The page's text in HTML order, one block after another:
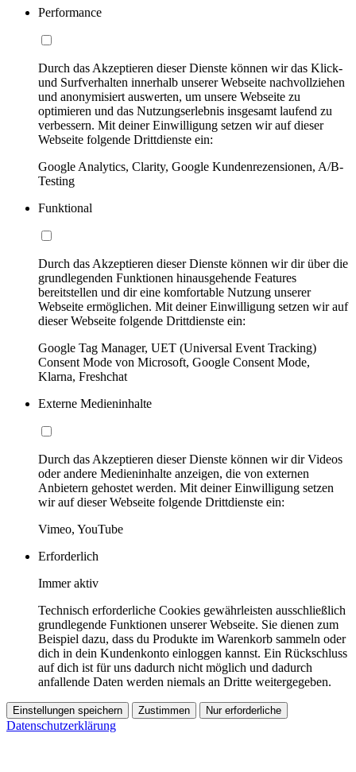
Performance
Durch das Akzeptieren dieser Dienste können wir das Klick-
und Surfverhalten innerhalb unserer Webseite nachvollziehen
und anonymisiert auswerten, um unsere Webseite zu
optimieren und das Nutzungserlebnis insgesamt laufend zu
verbessern. Mit deiner Einwilligung setzen wir auf dieser
Webseite folgende Drittdienste ein:
Google Analytics, Clarity, Google Kundenrezensionen, A/B-
Testing
Funktional
Durch das Akzeptieren dieser Dienste können wir dir über die
grundlegenden Funktionen hinausgehende Features
bereitstellen und dir eine komfortable Nutzung unserer
Webseite ermöglichen. Mit deiner Einwilligung setzen wir auf
dieser Webseite folgende Drittdienste ein:
Google Tag Manager, UET (Universal Event Tracking)
Consent Mode von Microsoft, Google Consent Mode,
Klarna, Freshchat
Externe Medieninhalte
Durch das Akzeptieren dieser Dienste können wir dir Videos
oder andere Medieninhalte anzeigen, die von externen
Anbietern gehostet werden. Mit deiner Einwilligung setzen
wir auf dieser Webseite folgende Drittdienste ein:
Vimeo, YouTube
Erforderlich
Immer aktiv
Technisch erforderliche Cookies gewährleisten ausschließlich
grundlegende Funktionen unserer Webseite. Sie dienen zum
Beispiel dazu, dass du Produkte im Warenkorb sammeln oder
dich in dein Kundenkonto einloggen kannst. Ein Rückschluss
auf dich ist für uns dadurch nicht möglich und dadurch
anfallende Daten werden niemals an Dritte weitergegeben.
Einstellungen speichern Zustimmen Nur erforderliche
Datenschutzerklärung